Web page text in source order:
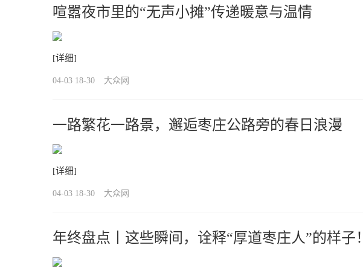
喧嚣夜市里的“无声小摊”传递暖意与温情
[详细]
04-03 18-30 大众网
一路繁花一路景，邂逅枣庄公路旁的春日浪漫
[详细]
04-03 18-30 大众网
年终盘点丨这些瞬间，诠释“厚道枣庄人”的样子！